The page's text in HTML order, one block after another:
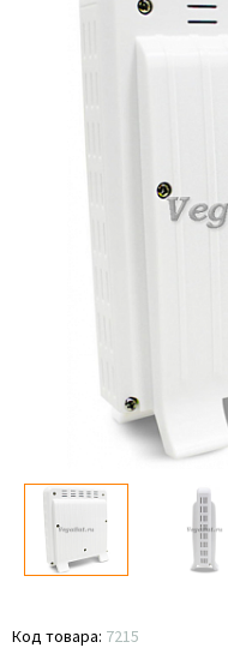
Код товара: 7215